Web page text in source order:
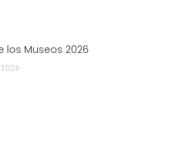
los Museos 2026